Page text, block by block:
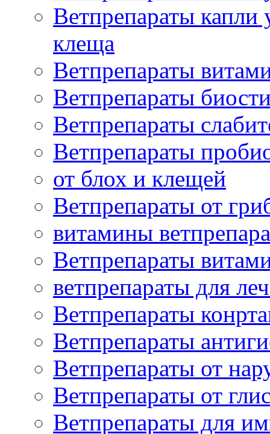
Ветпрепараты
клеща
Ветпрепараты
Ветпрепараты
Ветпрепараты
Ветпрепараты
от блох и клещей
Ветпрепараты от
витамины
Ветпрепараты
ветпрепараты для
Ветпрепараты
Ветпрепараты
Ветпрепараты от
Ветпрепараты от
Ветпрепараты для